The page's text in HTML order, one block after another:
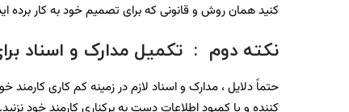
کنید همان روش و قانونی که برای تصمیم خود به کار برده
نکته دوم : تکمیل مدارک و اسناد
حتماً دلایل ، مدارک و اسناد لازم در زمینه کم کاری کارمند
کننده و یا کمبود اطلاعات دست به برکناری کارمند خود